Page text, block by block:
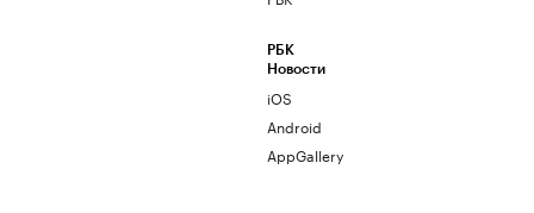
РБК
Новости
iOS
Android
AppGallery